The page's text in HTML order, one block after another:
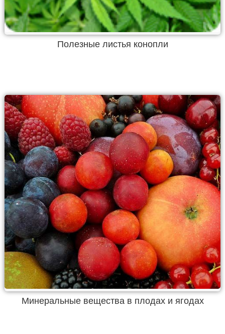
Полезные листья конопли
Минеральные вещества в плодах и ягодах